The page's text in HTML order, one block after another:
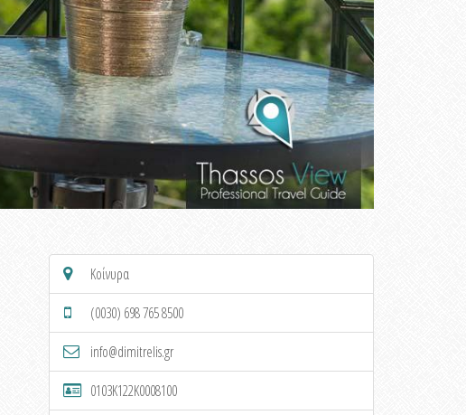
Κοίνυρα
(0030) 698 765 8500
info@dimitrelis.gr
0103K122K0008100